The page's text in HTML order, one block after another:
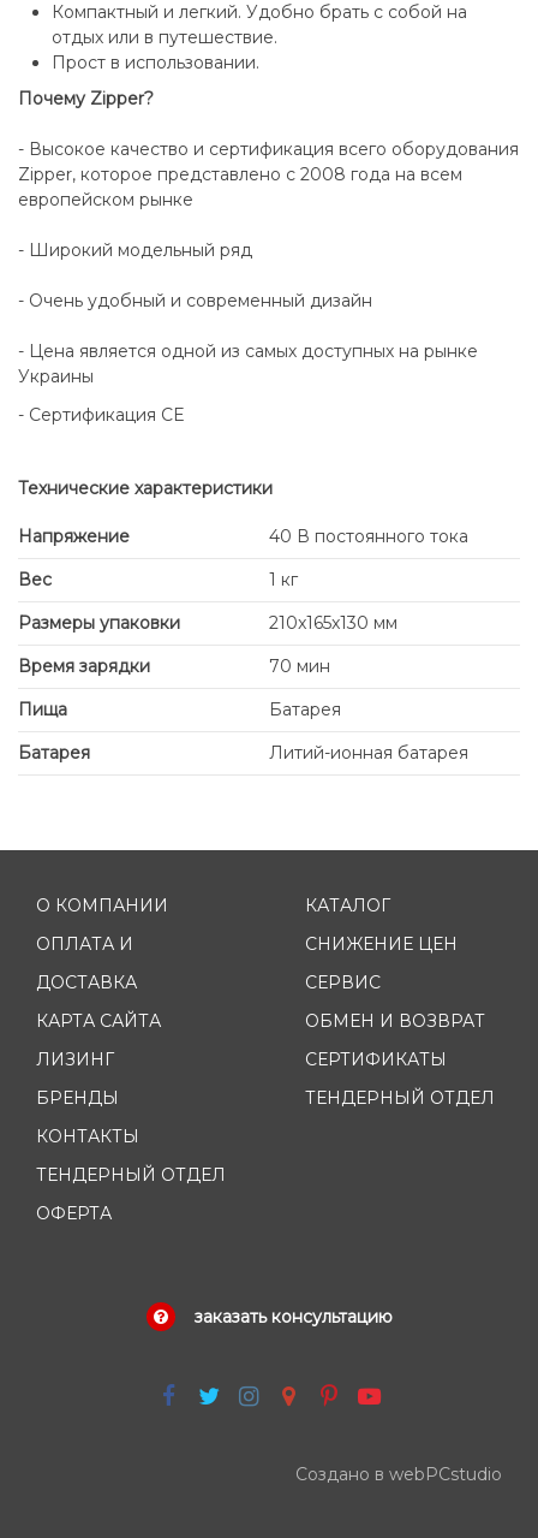
Компактный и легкий. Удобно брать с собой на
отдых или в путешествие.
Прост в использовании.
Почему Zipper?
- Высокое качество и сертификация всего оборудования
Zipper, которое представлено с 2008 года на всем
европейском рынке
- Широкий модельный ряд
- Очень удобный и современный дизайн
- Цена является одной из самых доступных на рынке
Украины
- Сертификация СЕ
Технические характеристики
Напряжение
40 В постоянного тока
Вес
1 кг
Размеры упаковки
210x165x130 мм
Время зарядки
70 мин
Пища
Батарея
Батарея
Литий-ионная батарея
О КОМПАНИИ
ОПЛАТА И
ДОСТАВКА
КАРТА САЙТА
ЛИЗИНГ
БРЕНДЫ
КОНТАКТЫ
ТЕНДЕРНЫЙ ОТДЕЛ
ОФЕРТА
КАТАЛОГ
СНИЖЕНИЕ ЦЕН
СЕРВИС
ОБМЕН И ВОЗВРАТ
СЕРТИФИКАТЫ
ТЕНДЕРНЫЙ ОТДЕЛ
заказать консультацию
Создано в webPCstudio